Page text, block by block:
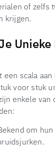
of zelfs
krijgen.
een scala
voor stuk
enkele van
om